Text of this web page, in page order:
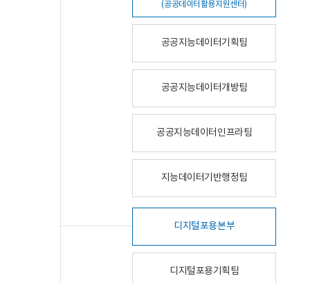
(공공데이터활용지원센터)
공공지능데이터기획팀
공공지능데이터개방팀
공공지능데이터인프라팀
지능데이터기반행정팀
디지털포용본부
디지털포용기획팀